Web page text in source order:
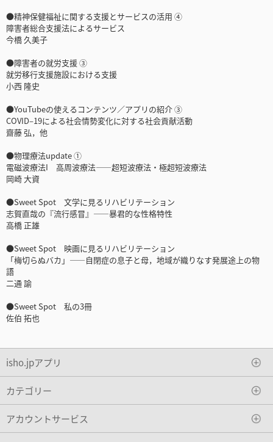
●精神保健福祉に関する支援とサービスの活用 ④
障害者総合支援法によるサービス
今橋 久美子
●障害者の就労支援 ③
就労移行支援施設における支援
小西 隆史
●YouTubeの使えるコンテンツ／アプリの紹介 ③
COVID‒19による社会情勢変化に対する社会貢献活動
齋藤 弘，他
●物理療法update ①
電磁波療法I 高周波療法――超短波療法・極超短波療法
岡崎 大資
●Sweet Spot 文学に見るリハビリテーション
志賀直哉の『流行感冒』――暴君的な性格特性
高橋 正雄
●Sweet Spot 映画に見るリハビリテーション
「梅切らぬバカ」――自閉症の息子と母，地域が織りなす発展途上の物
語
二通 諭
●Sweet Spot 私の3冊
佐伯 拓也
isho.jpアプリ
カテゴリー
アカウントサービス